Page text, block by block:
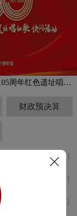
周年红色遗址唱红
财政预决算
[2026-08-01]
[2026-07-30]
[2026-07-17]